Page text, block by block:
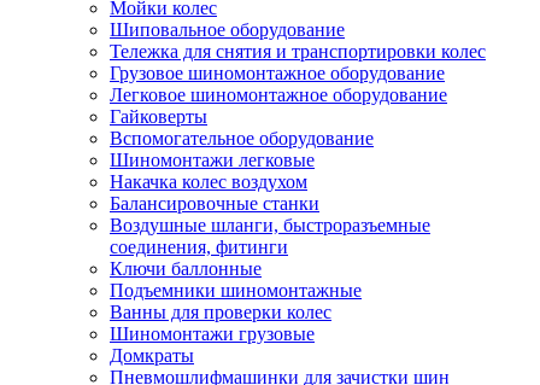
Мойки колес
Шиповальное оборудование
Тележка для снятия и транспортировки колес
Грузовое шиномонтажное оборудование
Легковое шиномонтажное оборудование
Гайковерты
Вспомогательное оборудование
Шиномонтажи легковые
Накачка колес воздухом
Балансировочные станки
Воздушные шланги, быстроразъемные
соединения, фитинги
Ключи баллонные
Подъемники шиномонтажные
Ванны для проверки колес
Шиномонтажи грузовые
Домкраты
Пневмошлифмашинки для зачистки шин